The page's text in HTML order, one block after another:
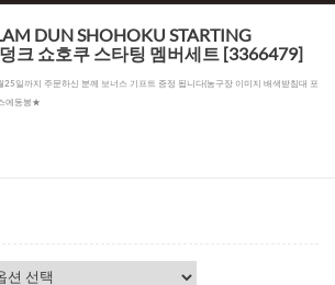
DUN SHOHOKU STARTING
크 쇼호쿠 스타팅 멤버세트 [3366479]
일까지 주문하신 분께 보너스 기프트 증정 됩니다(농구장 이미지 배색받침대 포
에동봉★